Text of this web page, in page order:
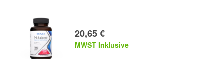
20,65 €
MWST Inklusive